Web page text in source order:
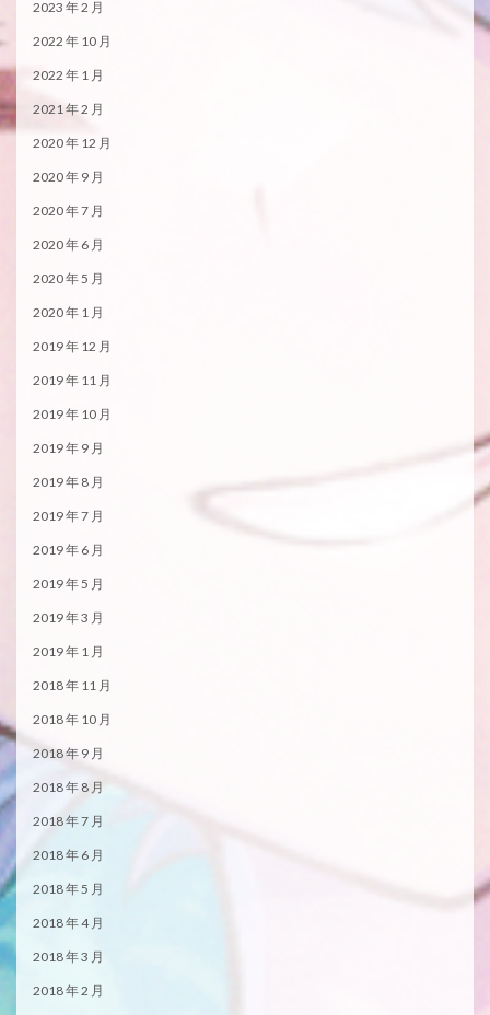
2023 年 2 月
2022 年 10 月
2022 年 1 月
2021 年 2 月
2020 年 12 月
2020 年 9 月
2020 年 7 月
2020 年 6 月
2020 年 5 月
2020 年 1 月
2019 年 12 月
2019 年 11 月
2019 年 10 月
2019 年 9 月
2019 年 8 月
2019 年 7 月
2019 年 6 月
2019 年 5 月
2019 年 3 月
2019 年 1 月
2018 年 11 月
2018 年 10 月
2018 年 9 月
2018 年 8 月
2018 年 7 月
2018 年 6 月
2018 年 5 月
2018 年 4 月
2018 年 3 月
2018 年 2 月